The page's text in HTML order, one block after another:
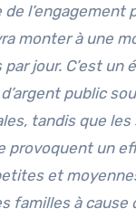
de l’engagement
monter à une
par jour. C’est un
public
tandis que
provoquent un
et
familles à cause